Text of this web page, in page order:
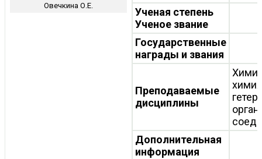
Овечкина О.Е.
Ученая степень
Ученое звание
Государственные
награды и звания
Преподаваемые
дисциплины
химия
Дополнительная
информация